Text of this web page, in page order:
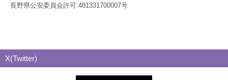
長野県公安委員会許可:481331700007号
X(Twitter)